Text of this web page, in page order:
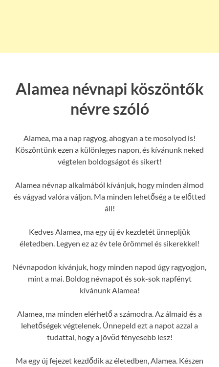
Alamea névnapi köszöntők
névre szóló
Alamea, ma a nap ragyog, ahogyan a te mosolyod is!
Köszöntünk ezen a különleges napon, és kívánunk neked
végtelen boldogságot és sikert!
Alamea névnap alkalmából kívánjuk, hogy minden álmod
és vágyad valóra váljon. Ma minden lehetőség a te előtted
áll!
Kedves Alamea, ma egy új év kezdetét ünnepljük
életedben. Legyen ez az év tele örömmel és sikerekkel!
Névnapodon kívánjuk, hogy minden napod úgy ragyogjon,
mint a mai. Boldog névnapot és sok-sok napfényt
kívánunk Alamea!
Alamea, ma minden elérhető a számodra. Az álmaid és a
lehetőségek végtelenek. Ünnepeld ezt a napot azzal a
tudattal, hogy a jövőd fényesebb lesz!
Ma egy új fejezet kezdődik az életedben, Alamea. Készen